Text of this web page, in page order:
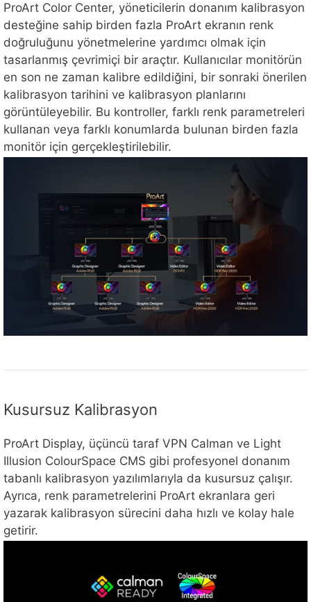
ProArt Color Center, yöneticilerin donanım kalibrasyon
desteğine sahip birden fazla ProArt ekranın renk
doğruluğunu yönetmelerine yardımcı olmak için
tasarlanmış çevrimiçi bir araçtır. Kullanıcılar monitörün
en son ne zaman kalibre edildiğini, bir sonraki önerilen
kalibrasyon tarihini ve kalibrasyon planlarını
görüntüleyebilir. Bu kontroller, farklı renk parametreleri
kullanan veya farklı konumlarda bulunan birden fazla
monitör için gerçekleştirilebilir.
Kusursuz Kalibrasyon
ProArt Display, üçüncü taraf VPN Calman ve Light
Illusion ColourSpace CMS gibi profesyonel donanım
tabanlı kalibrasyon yazılımlarıyla da kusursuz çalışır.
Ayrıca, renk parametrelerini ProArt ekranlara geri
yazarak kalibrasyon sürecini daha hızlı ve kolay hale
getirir.